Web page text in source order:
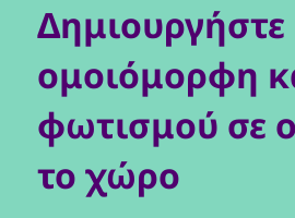
Δημιουργήστε
ομοιόμορφη
φωτισμού σε
το χώρο